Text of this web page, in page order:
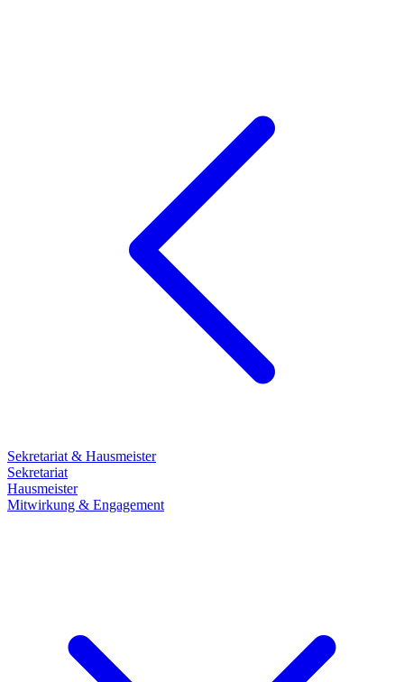
Sekretariat & Hausmeister
Sekretariat
Hausmeister
Mitwirkung & Engagement